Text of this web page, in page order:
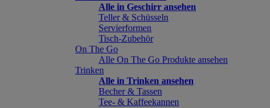
Alle in Geschirr ansehen
Teller & Schüsseln
Servierformen
Tisch-Zubehör
On The Go
Alle On The Go Produkte ansehen
Trinken
Alle in Trinken ansehen
Becher & Tassen
Tee- & Kaffeekannen